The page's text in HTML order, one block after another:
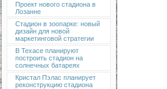
Проект нового стадиона в
Лозанне
Стадион в зоопарке: новый
дизайн для новой
маркетинговой стратегии
В Техасе планируют
построить стадион на
солнечных батареях
Кристал Пэлас планирует
реконструкцию стадиона